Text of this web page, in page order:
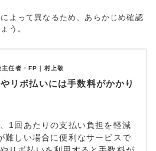
よって異なるため、あらかじめ確認
う。
任者・FP｜ 村上敬
リボ払いには手数料がかかり
1回あたりの支払い負担を軽減
難しい場合に便利なサービスで